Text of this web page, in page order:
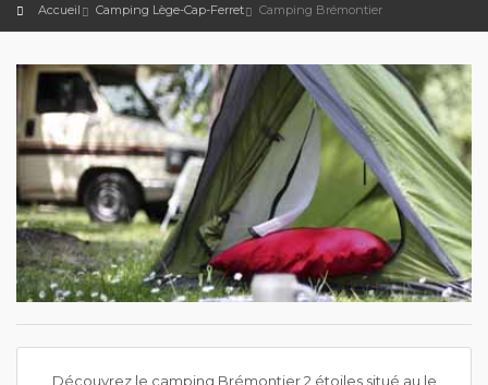
Accueil Camping Lège-Cap-Ferret Camping Brémontier
Découvrez le camping Brémontier 2 étoiles situé au le